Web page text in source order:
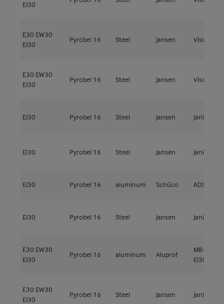
EI30
E30 EW30
EI30
Pyrobel 16 Steel Jansen Viss Fire
E30 EW30
EI30
Pyrobel 16 Steel Jansen Viss Fire
EI30 Pyrobel 16 Steel Jansen Janisol 2
EI30 Pyrobel 16 Steel Jansen Janisol 2
EI30 Pyrobel 16 aluminum Schüco ADS80
EI30 Pyrobel 16 Steel Jansen Janisol 2
E30 EW30
EI30
Pyrobel 16 aluminum Aluprof
MB-78EI
EI30
E30 EW30
EI30
Pyrobel 16 Steel Jansen Janisol 2